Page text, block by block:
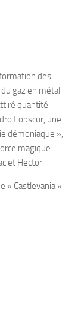
des
gaz en métal
quantité
obscur, une
démoniaque »,
magique.
et Hector.
« Castlevania ».